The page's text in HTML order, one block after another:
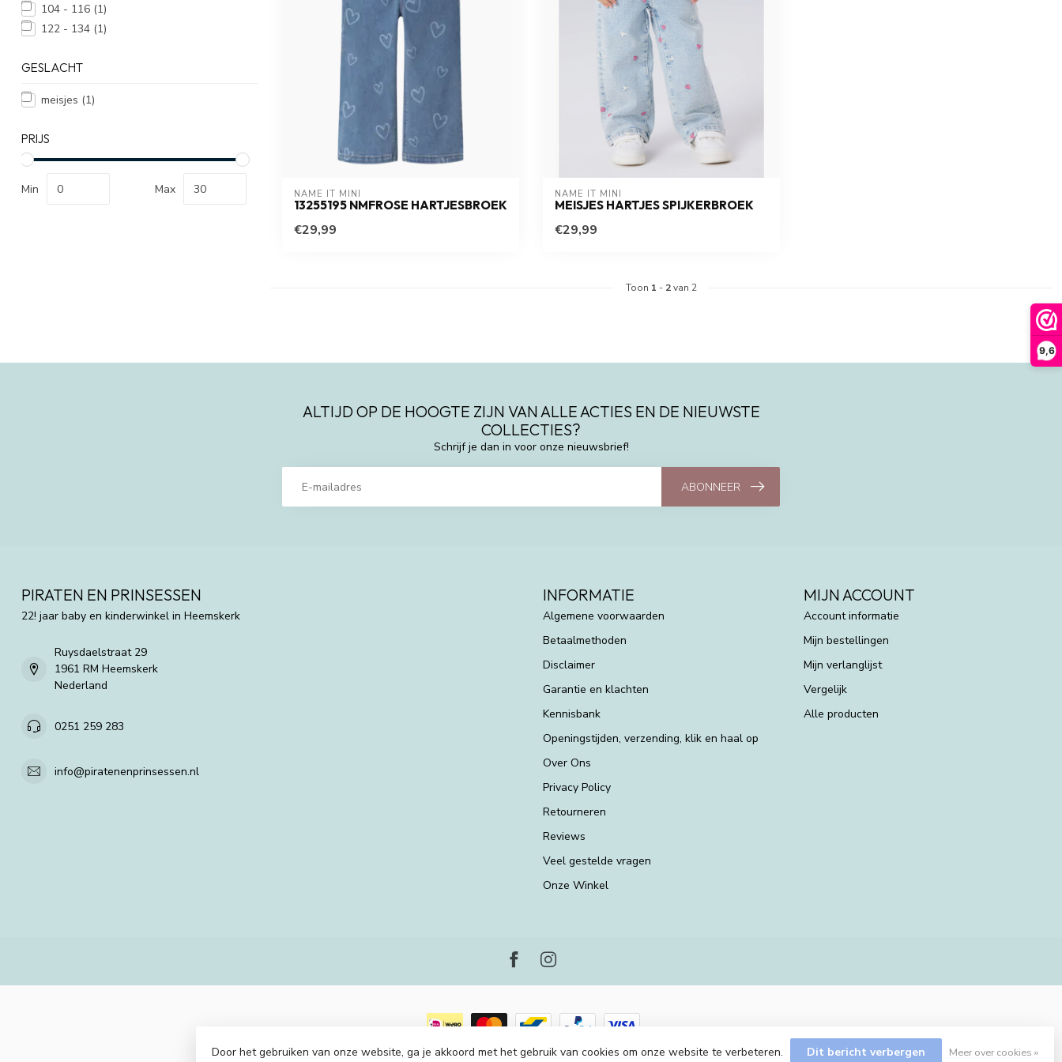
9,6
104 - 116 (1)
122 - 134 (1)
GESLACHT
meisjes (1)
PRIJS
Min Max NAME IT MINI
13255195 NMFROSE HARTJESBROEK
€29,99
NAME IT MINI
MEISJES HARTJES SPIJKERBROEK
€29,99
Toon 1 - 2van 2
ALTIJD OP DE HOOGTE ZIJN VAN ALLE ACTIES EN DE NIEUWSTE
COLLECTIES?
Schrijf je dan in voor onze nieuwsbrief!
ABONNEER
PIRATEN EN PRINSESSEN
22! jaar baby en kinderwinkel in Heemskerk
Ruysdaelstraat 29
1961 RM Heemskerk
Nederland
0251 259 283
info@piratenenprinsessen.nl
INFORMATIE
Algemene voorwaarden
Betaalmethoden
Disclaimer
Garantie en klachten
Kennisbank
Openingstijden, verzending, klik en haal op
Over Ons
Privacy Policy
Retourneren
Reviews
Veel gestelde vragen
Onze Winkel
MIJN ACCOUNT
Account informatie
Mijn bestellingen
Mijn verlanglijst
Vergelijk
Alle producten
© Copyright 2026 Piraten en Prinsessen - Powered byLightspeed-Lightspeed designbyDyvelopment
Door het gebruiken van onze website, ga je akkoord met het gebruik van cookies om onze website te verbeteren. Dit bericht verbergen Meer over cookies »